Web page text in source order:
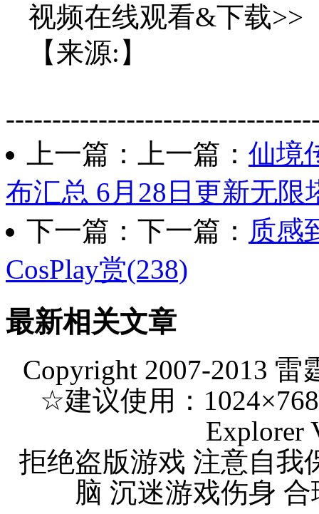
视频在线观看&下载>>
【来源:】
上一篇：上一篇： 仙境
布汇总 6月28日更新无
下一篇：下一篇： 质感
CosPlay赏(238)
最新相关文章
Copyright 2007-2013 雷
☆建议使用：
Explorer
拒绝盗版游戏 注意自我
脑 沉迷游戏伤身